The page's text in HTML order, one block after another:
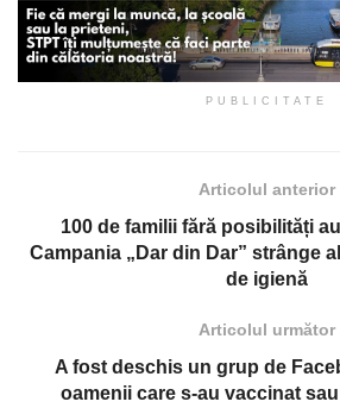
PUBLICITATE
Articolul anterior
100 de familii fără posibilități
Campania „Dar din Dar” strânge
de igienă
Articolul următor
A fost deschis un grup de
oamenii care s-au vaccinat